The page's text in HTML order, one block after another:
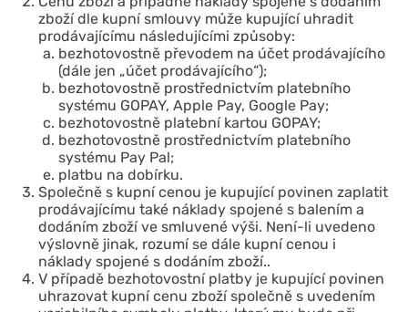
zboží dle kupní smlouvy může kupující uhradit
prodávajícímu následujícími způsoby:
bezhotovostně převodem na účet prodávajícího
(dále jen „účet prodávajícího“);
bezhotovostně prostřednictvím platebního
systému GOPAY, Apple Pay, Google Pay;
bezhotovostně platební kartou GOPAY;
bezhotovostně prostřednictvím platebního
systému Pay Pal;
platbu na dobírku.
Společně s kupní cenou je kupující povinen zaplatit
prodávajícímu také náklady spojené s balením a
dodáním zboží ve smluvené výši. Není-li uvedeno
výslovně jinak, rozumí se dále kupní cenou i
náklady spojené s dodáním zboží..
V případě bezhotovostní platby je kupující povinen
uhrazovat kupní cenu zboží společně s uvedením